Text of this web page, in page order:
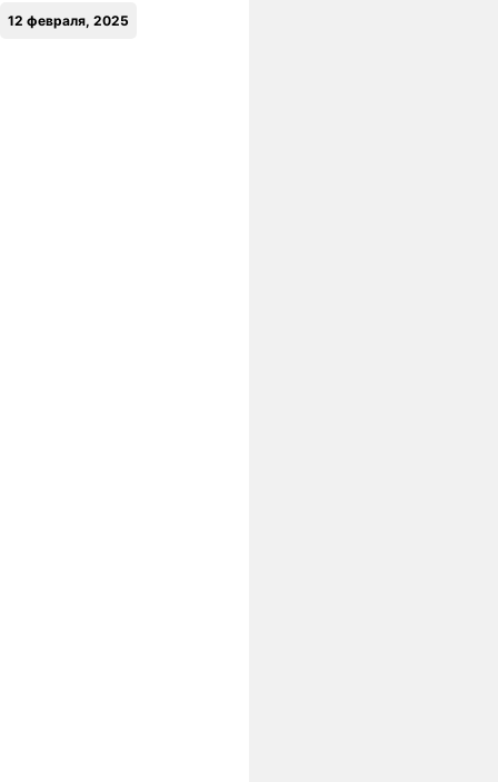
12 февраля, 2025